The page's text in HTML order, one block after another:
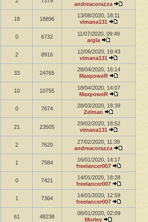
andreacorazza
18 18896
13/08/2020, 18:11
vimana131
0 6732
11/07/2020, 09:49
argla
2 8916
12/06/2020, 19:43
vimana131
33 24765
28/04/2020, 16:14
MaxpoweR
10 10755
18/04/2020, 14:07
MaxpoweR
0 7674
28/03/2020, 18:39
Zelman
21 23505
29/02/2020, 18:52
vimana131
2 7620
27/02/2020, 11:39
andreacorazza
1 7584
16/01/2020, 14:17
freelancer007
0 7421
14/01/2020, 18:28
freelancer007
1 7364
14/01/2020, 12:59
freelancer007
61 48238
08/01/2020, 02:09
Morley